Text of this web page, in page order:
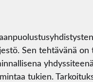
Sen tehtävänä on
tukien.